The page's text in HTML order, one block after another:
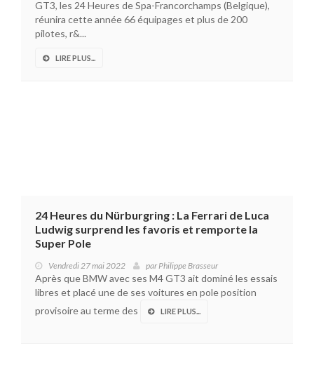
GT3, les 24 Heures de Spa-Francorchamps (Belgique),
réunira cette année 66 équipages et plus de 200
pilotes, r&...
LIRE PLUS...
24 Heures du Nürburgring : La Ferrari de Luca
Ludwig surprend les favoris et remporte la
Super Pole
Vendredi 27 mai 2022 parPhilippe Brasseur
Après que BMW avec ses M4 GT3 ait dominé les essais
libres et placé une de ses voitures en pole position
provisoire au terme des
LIRE PLUS...